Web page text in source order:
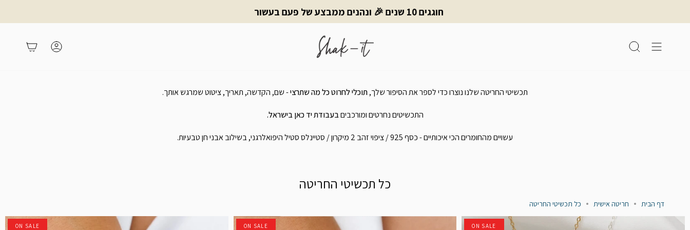
חוגגים 10 שנים 🎉 ונהנים ממבצע של פעם בעשור
חיפוש משתמש
תכשיטי החריטה שלנו נוצרו כדי לספר את הסיפור שלך,תוכלי לחרוט כל מה שתרצי- שם, הקדשה, תאריך, ציטוט שמרגש אותך.
התכשיטים נחרטים ומורכביםבעבודת יד כאן בישראל.
עשויים מהחומרים הכי איכותיים - כסף 925 / ציפוי זהב 2 מיקרון / סטיינלס סטיל היפואלרגני, בשילוב אבני חן טבעיות.
כל תכשיטי החריטה
דף הבית חריטה אישית כל תכשיטי החריטה
ON SALE
ON SALE
ON SALE